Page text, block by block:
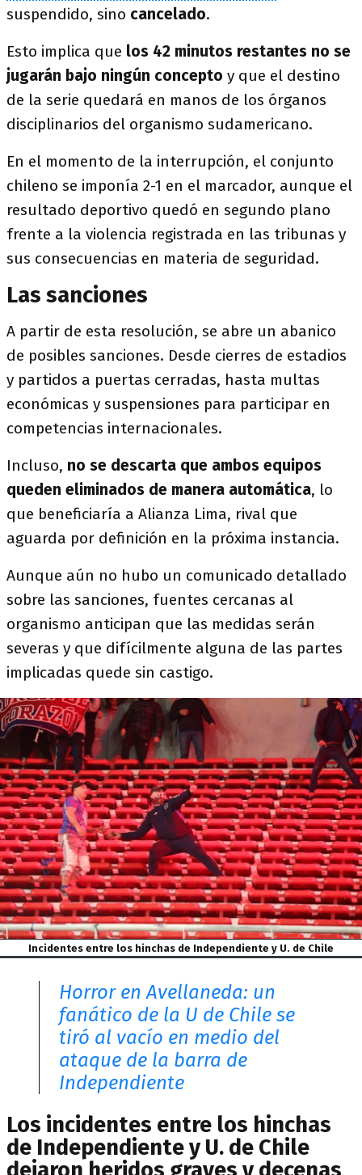
suspendido, sino cancelado.
Esto implica que los 42 minutos restantes no se
jugarán bajo ningún concepto y que el destino
de la serie quedará en manos de los órganos
disciplinarios del organismo sudamericano.
En el momento de la interrupción, el conjunto
chileno se imponía 2-1 en el marcador, aunque el
resultado deportivo quedó en segundo plano
frente a la violencia registrada en las tribunas y
sus consecuencias en materia de seguridad.
Las sanciones
A partir de esta resolución, se abre un abanico
de posibles sanciones. Desde cierres de estadios
y partidos a puertas cerradas, hasta multas
económicas y suspensiones para participar en
competencias internacionales.
Incluso, no se descarta que ambos equipos
queden eliminados de manera automática, lo
que beneficiaría a Alianza Lima, rival que
aguarda por definición en la próxima instancia.
Aunque aún no hubo un comunicado detallado
sobre las sanciones, fuentes cercanas al
organismo anticipan que las medidas serán
severas y que difícilmente alguna de las partes
implicadas quede sin castigo.
Incidentes entre los hinchas de Independiente y U. de Chile
Horror en Avellaneda: un
fanático de la U de Chile se
tiró al vacío en medio del
ataque de la barra de
Independiente
Los incidentes entre los hinchas
de Independiente y U. de Chile